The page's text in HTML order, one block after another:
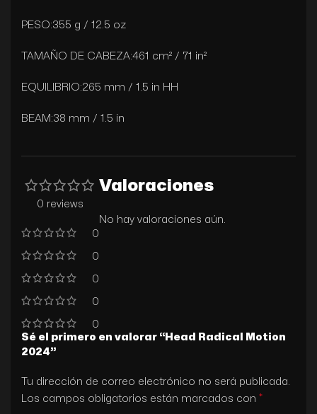
PESO:355 g / 12.5 oz
TAMAÑO DE CABEZA:461 cm² / 71 in²
EQUILIBRIO:265 mm / 1.5 in HH
BEAM:38 mm / 1.5 in
0 reviews
0
0
0
0
0
Valoraciones
No hay valoraciones aún.
Sé el primero en valorar “Head Radical Motion
2024”
Tu dirección de correo electrónico no será publicada.
Los campos obligatorios están marcados con *